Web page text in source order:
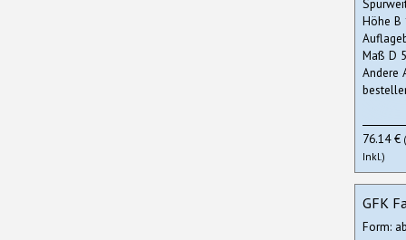
Höhe B
Maß D
Andere
76.14 €
Inkl.)
GFK
Form: